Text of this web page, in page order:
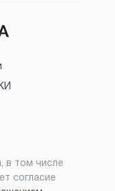
в том числе
согласие